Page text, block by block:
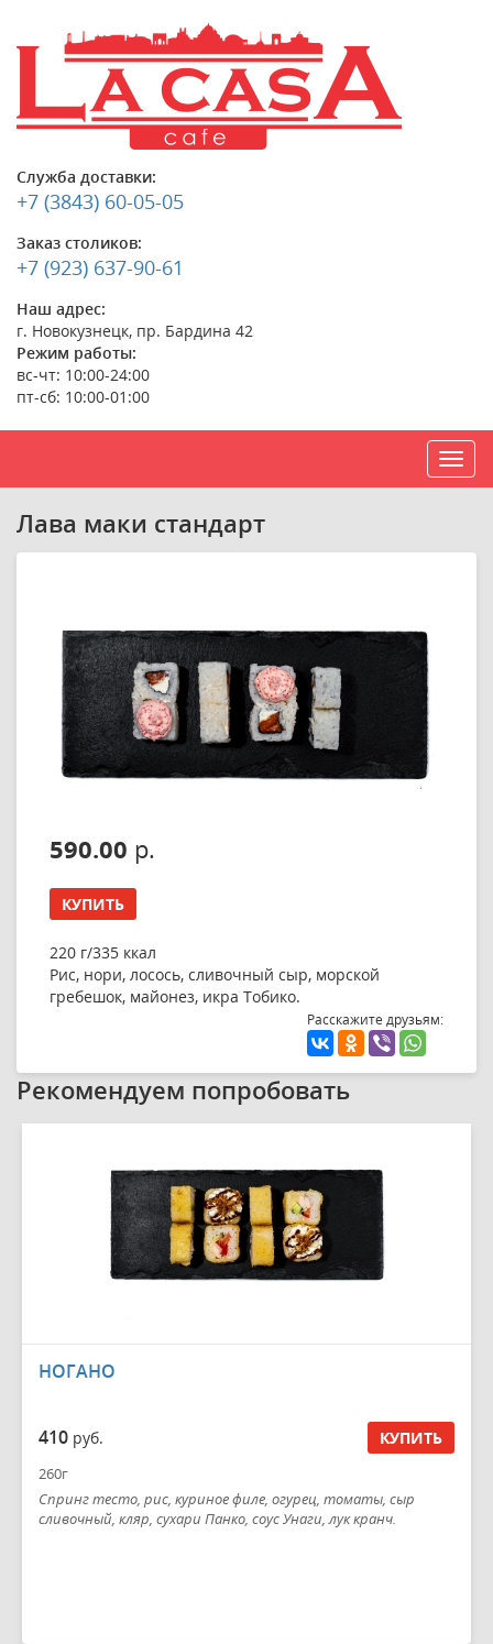
Служба доставки:
+7 (3843) 60-05-05
Заказ столиков:
+7 (923) 637-90-61
Наш адрес:
г. Новокузнецк, пр. Бардина 42
Режим работы:
вс-чт: 10:00-24:00
пт-сб: 10:00-01:00
Лава маки стандарт
590.00 р.
КУПИТЬ
220 г/335 ккал
Рис, нори, лосось, сливочный сыр, морской
гребешок, майонез, икра Тобико.
Расскажите друзьям:
Рекомендуем попробовать
НОГАНО
410 руб. КУПИТЬ
260г
Спринг тесто, рис, куриное филе, огурец, томаты, сыр
сливочный, кляр, сухари Панко, соус Унаги, лук кранч.